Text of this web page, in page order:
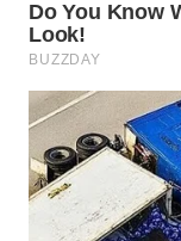
MANDALIKA
WN
LIKUPANG
LABUANBAJO